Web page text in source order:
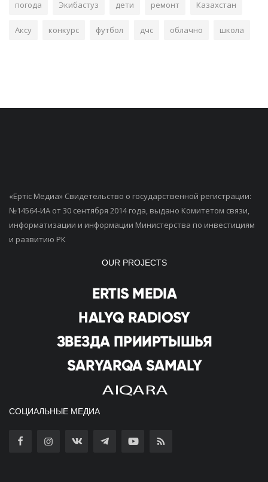
погода Экибастуз дети ремонт Казахстан
Аксу конкурс футбол дчс облачно школа
«Ертiс Медиа» Свидетельство о государственной регистрации:
№14564-ИА от 30 сентября 2014 года, выдано Комитетом связи,
информатизации и информации Министерства по инвестициям
и развитию РК
OUR PROJECTS
СОЦИАЛЬНЫЕ МЕДИА